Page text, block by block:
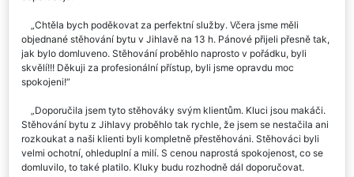
Chtěla bych poděkovat za perfektní služby. Včera jsme měli
objednané stěhování bytu v Jihlavě na 13 h. Pánové přijeli přesně tak,
jak bylo domluveno. Stěhování proběhlo naprosto v pořádku, byli
skvělí!!! Děkuji za profesionální přístup, byli jsme opravdu moc
Doporučila jsem tyto stěhováky svým klientům. Kluci jsou makáči.
Stěhování bytu z Jihlavy proběhlo tak rychle, že jsem se nestačila ani
rozkoukat a naši klienti byli kompletně přestěhováni. Stěhováci byli
velmi ochotní, ohleduplní a milí. S cenou naprostá spokojenost, co se